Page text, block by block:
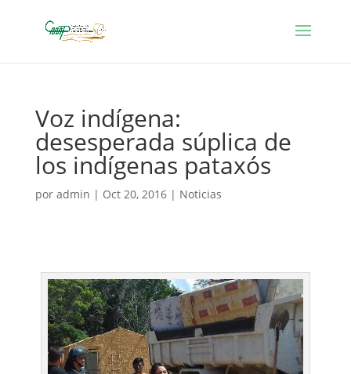
Voz indígena:
desesperada súplica de
los indígenas pataxós
por admin | Oct 20, 2016| Noticias